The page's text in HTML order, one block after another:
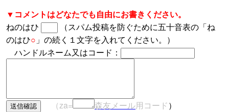
▼コメントはどなたでも自由にお書きください。
ねのはひ
（スパム投稿を防ぐために五十音表の「ね
のはひ○ 」の続く１文字を入れてください。）
ハンドルネーム又はコード：
（za= 森友メール用コード）